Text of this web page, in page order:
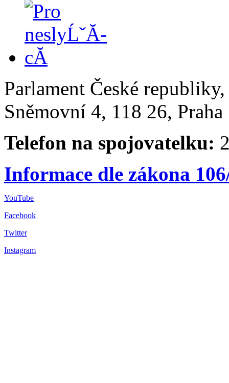
Parlament České
Sněmovní 4, 118 26,
Telefon na spojovatelku:
Informace dle zákona
YouTube
Facebook
Twitter
Instagram